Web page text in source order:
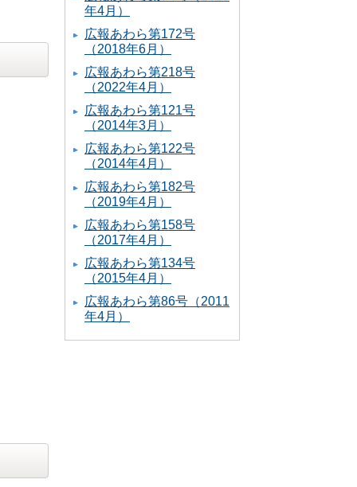
年4月）
広報あわら第172号
（2018年6月）
広報あわら第218号
（2022年4月）
広報あわら第121号
（2014年3月）
広報あわら第122号
（2014年4月）
広報あわら第182号
（2019年4月）
広報あわら第158号
（2017年4月）
広報あわら第134号
（2015年4月）
広報あわら第86号（2011
年4月）